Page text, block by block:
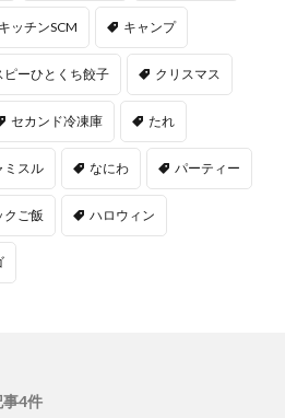
キッチンSCM キャンプ
ピーひとくち餃子 クリスマス
セカンド冷凍庫 たれ
ミスル なにわ パーティー
クご飯 ハロウィン
4件